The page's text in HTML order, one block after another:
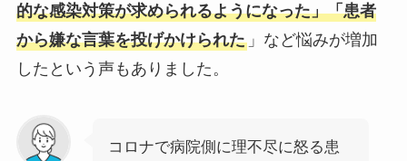
的な感染対策が求められるようになった」「患者
から嫌な言葉を投げかけられた」など悩みが増加
したという声もありました。
コロナで病院側に理不尽に怒る患